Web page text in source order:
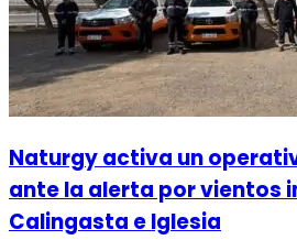
Naturgy activa un
ante la alerta por vientos
Calingasta e Iglesia